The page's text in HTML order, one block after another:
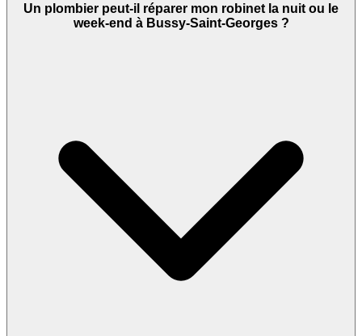
Un plombier peut-il réparer mon robinet la nuit ou le
week-end à Bussy-Saint-Georges ?